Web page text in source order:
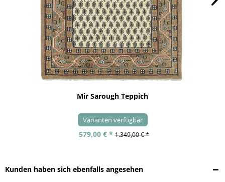
Mir Sarough Teppich
Varianten verfügbar
579,00 € * 1.349,00 € *
Kunden haben sich ebenfalls angesehen